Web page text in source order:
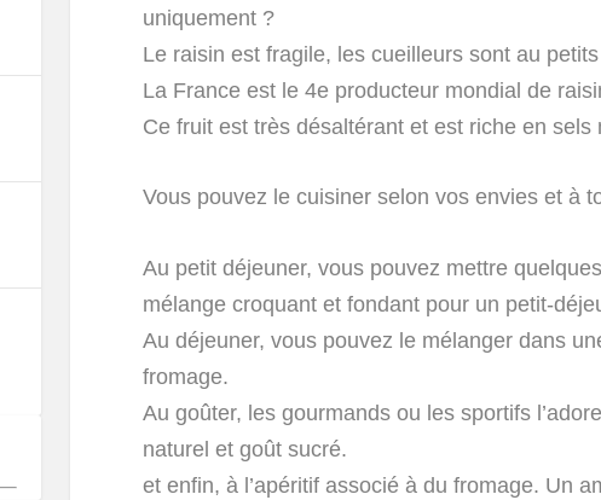
uniquement ?
Le raisin est fragile, les cueilleurs sont au
La France est le 4e producteur mondial de
Ce fruit est très désaltérant et est riche en
Vous pouvez le cuisiner selon vos envies et à
Au petit déjeuner, vous pouvez mettre
mélange croquant et fondant pour un petit-
Au déjeuner, vous pouvez le mélanger dans
fromage.
Au goûter, les gourmands ou les sportifs
naturel et goût sucré.
et enfin, à l’apéritif associé à du fromage. Un